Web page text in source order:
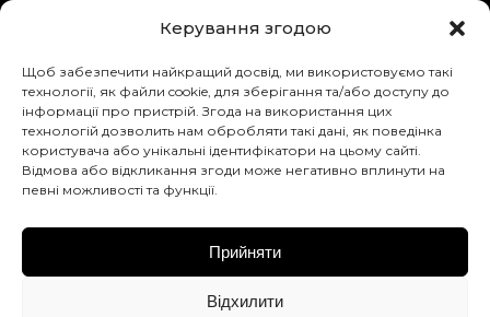
Керування згодою
Щоб забезпечити найкращий досвід, ми використовуємо такі
технології, як файли cookie, для зберігання та/або доступу до
інформації про пристрій. Згода на використання цих
технологій дозволить нам обробляти такі дані, як поведінка
користувача або унікальні ідентифікатори на цьому сайті.
Відмова або відкликання згоди може негативно вплинути на
певні можливості та функції.
Прийняти
Відхилити
Зв'язатись з нами
hello@canvashifi.com
Телефонуйте +45 29 75 00 45
CANVAS HiFi ApS
Flade Engvej 4
Номер ПДВ:DK43519425